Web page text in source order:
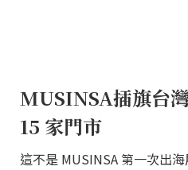
MUSINSA插旗台
15 家門市
這不是 MUSINSA 第一次出